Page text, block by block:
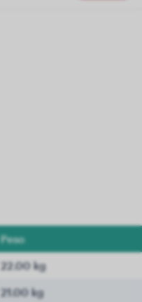
Peso
22.00 kg
21.00 kg